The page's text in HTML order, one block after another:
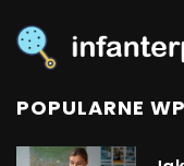
POPULARNE